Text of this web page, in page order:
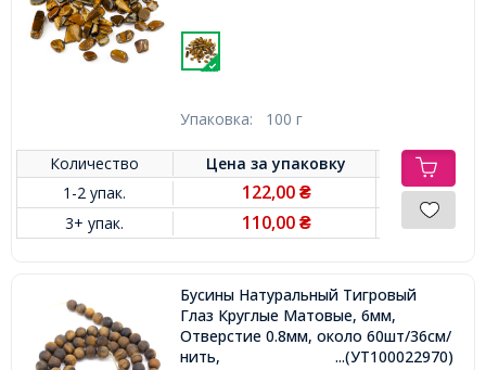
Упаковка: 100 г
Количество Цена заупаковку
1-2 упак.
122,00 ₴
3+ упак. 110,00 ₴
Бусины Натуральный Тигровый
Глаз Круглые Матовые, 6мм,
Отверстие 0.8мм, около 60шт/36см/
нить,
...(УТ100022970)